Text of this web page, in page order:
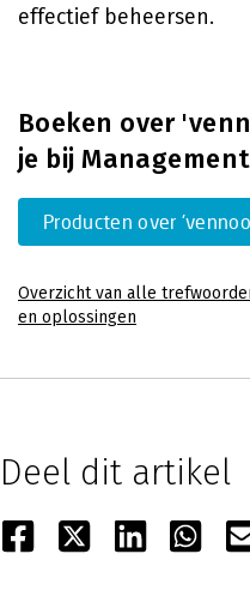
effectief beheersen.
Boeken over
je bij
Producten over
Overzicht van alle
en oplossingen
Deel dit artikel